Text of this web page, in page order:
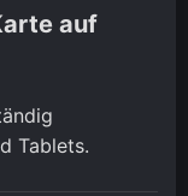
auf
Tablets.